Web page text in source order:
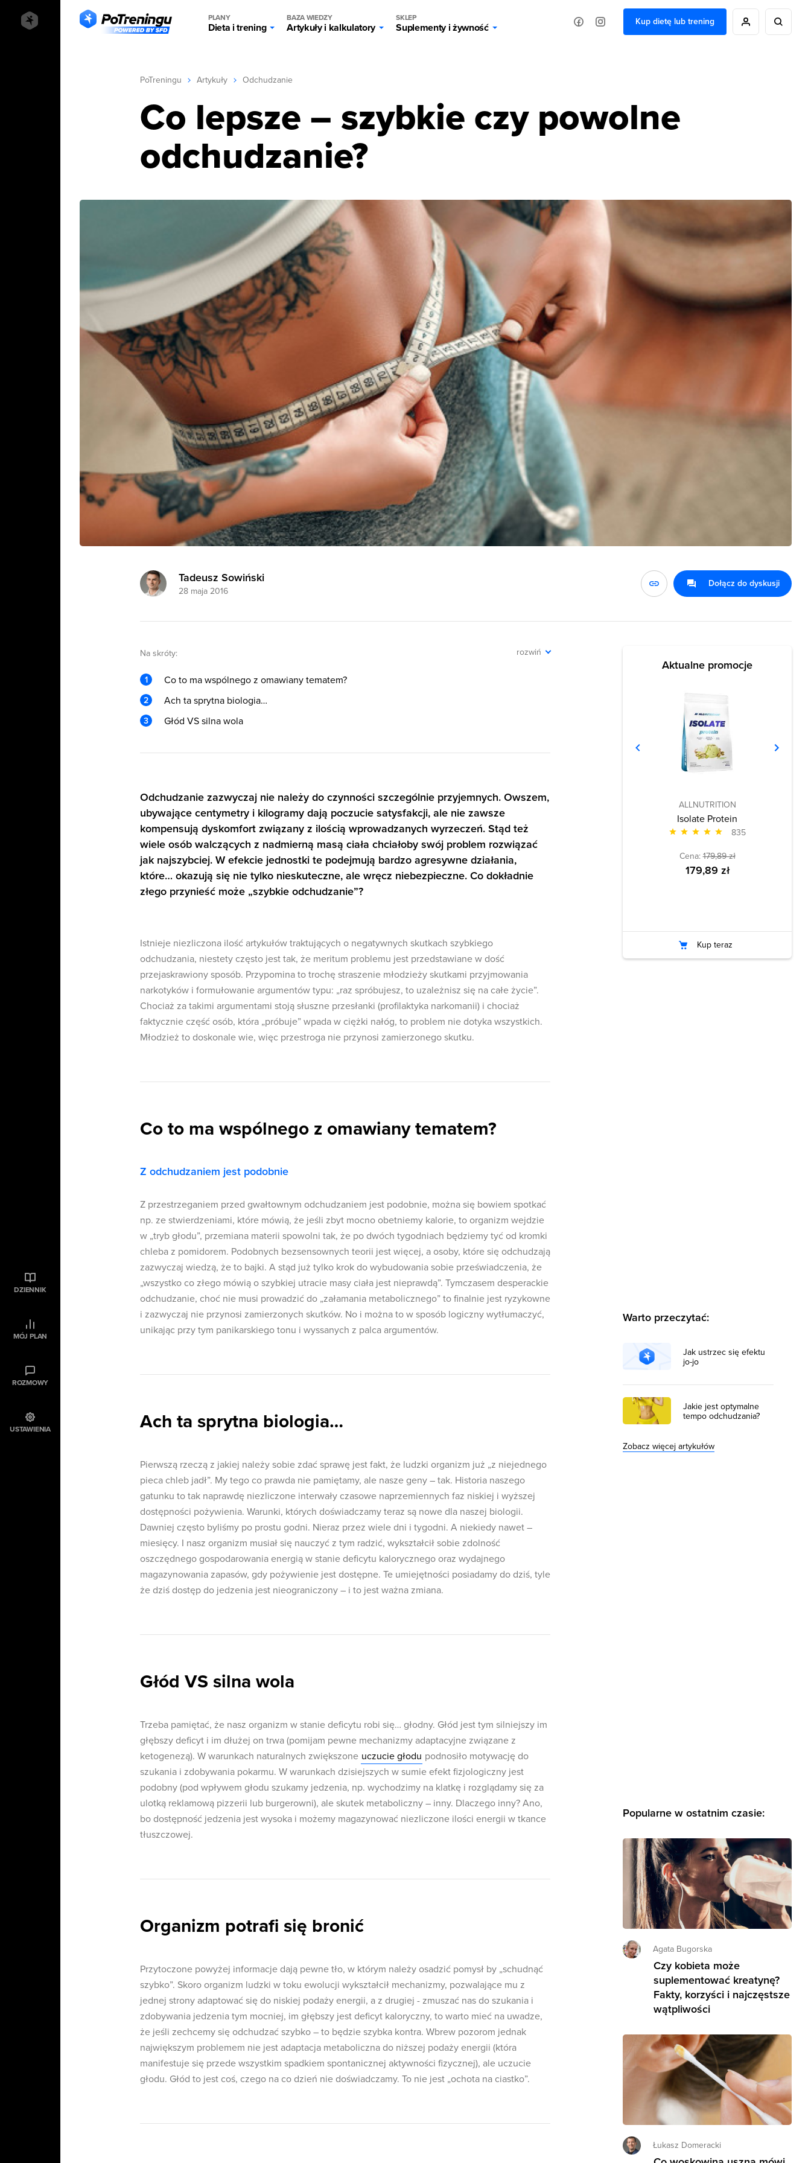
PLANY
Dieta i trening
BAZA WIEDZY
Artykuły i kalkulatory
SKLEP
Suplementy i żywność
Kup dietę lub trening
DZIENNIK
MÓJ PLAN
ROZMOWY
USTAWIENIA
PoTreningu Artykuły Odchudzanie
Co lepsze – szybkie czy powolne
odchudzanie?
Tadeusz Sowiński
28 maja 2016
Dołącz do dyskusji
Na skróty: rozwiń
Co to ma wspólnego z omawiany tematem?
Ach ta sprytna biologia…
Głód VS silna wola
Odchudzanie zazwyczaj nie należy do czynności szczególnie przyjemnych. Owszem,
ubywające centymetry i kilogramy dają poczucie satysfakcji, ale nie zawsze
kompensują dyskomfort związany z ilością wprowadzanych wyrzeczeń. Stąd też
wiele osób walczących z nadmierną masą ciała chciałoby swój problem rozwiązać
jak najszybciej. W efekcie jednostki te podejmują bardzo agresywne działania,
które… okazują się nie tylko nieskuteczne, ale wręcz niebezpieczne. Co dokładnie
złego przynieść może „szybkie odchudzanie”?
Istnieje niezliczona ilość artykułów traktujących o negatywnych skutkach szybkiego
odchudzania, niestety często jest tak, że meritum problemu jest przedstawiane w dość
przejaskrawiony sposób. Przypomina to trochę straszenie młodzieży skutkami przyjmowania
narkotyków i formułowanie argumentów typu: „raz spróbujesz, to uzależnisz się na całe życie”.
Chociaż za takimi argumentami stoją słuszne przesłanki (profilaktyka narkomanii) i chociaż
faktycznie część osób, która „próbuje” wpada w ciężki nałóg, to problem nie dotyka wszystkich.
Młodzież to doskonale wie, więc przestroga nie przynosi zamierzonego skutku.
Co to ma wspólnego z omawiany tematem?
Z odchudzaniem jest podobnie
Z przestrzeganiem przed gwałtownym odchudzaniem jest podobnie, można się bowiem spotkać
np. ze stwierdzeniami, które mówią, że jeśli zbyt mocno obetniemy kalorie, to organizm wejdzie
w „tryb głodu”, przemiana materii spowolni tak, że po dwóch tygodniach będziemy tyć od kromki
chleba z pomidorem. Podobnych bezsensownych teorii jest więcej, a osoby, które się odchudzają
zazwyczaj wiedzą, że to bajki. A stąd już tylko krok do wybudowania sobie przeświadczenia, że
„wszystko co złego mówią o szybkiej utracie masy ciała jest nieprawdą”. Tymczasem desperackie
odchudzanie, choć nie musi prowadzić do „załamania metabolicznego” to finalnie jest ryzykowne
i zazwyczaj nie przynosi zamierzonych skutków. No i można to w sposób logiczny wytłumaczyć,
unikając przy tym panikarskiego tonu i wyssanych z palca argumentów.
Ach ta sprytna biologia…
Pierwszą rzeczą z jakiej należy sobie zdać sprawę jest fakt, że ludzki organizm już „z niejednego
pieca chleb jadł”. My tego co prawda nie pamiętamy, ale nasze geny – tak. Historia naszego
gatunku to tak naprawdę niezliczone interwały czasowe naprzemiennych faz niskiej i wyższej
dostępności pożywienia. Warunki, których doświadczamy teraz są nowe dla naszej biologii.
Dawniej często byliśmy po prostu godni. Nieraz przez wiele dni i tygodni. A niekiedy nawet –
miesięcy. I nasz organizm musiał się nauczyć z tym radzić, wykształcił sobie zdolność
oszczędnego gospodarowania energią w stanie deficytu kalorycznego oraz wydajnego
magazynowania zapasów, gdy pożywienie jest dostępne. Te umiejętności posiadamy do dziś, tyle
że dziś dostęp do jedzenia jest nieograniczony – i to jest ważna zmiana.
Głód VS silna wola
Trzeba pamiętać, że nasz organizm w stanie deficytu robi się… głodny. Głód jest tym silniejszy im
głębszy deficyt i im dłużej on trwa (pomijam pewne mechanizmy adaptacyjne związane z
ketogenezą). W warunkach naturalnych zwiększone uczucie głodu podnosiło motywację do
szukania i zdobywania pokarmu. W warunkach dzisiejszych w sumie efekt fizjologiczny jest
podobny (pod wpływem głodu szukamy jedzenia, np. wychodzimy na klatkę i rozglądamy się za
ulotką reklamową pizzerii lub burgerowni), ale skutek metaboliczny – inny. Dlaczego inny? Ano,
bo dostępność jedzenia jest wysoka i możemy magazynować niezliczone ilości energii w tkance
tłuszczowej.
Organizm potrafi się bronić
Przytoczone powyżej informacje dają pewne tło, w którym należy osadzić pomysł by „schudnąć
szybko”. Skoro organizm ludzki w toku ewolucji wykształcił mechanizmy, pozwalające mu z
jednej strony adaptować się do niskiej podaży energii, a z drugiej - zmuszać nas do szukania i
zdobywania jedzenia tym mocniej, im głębszy jest deficyt kaloryczny, to warto mieć na uwadze,
że jeśli zechcemy się odchudzać szybko – to będzie szybka kontra. Wbrew pozorom jednak
największym problemem nie jest adaptacja metaboliczna do niższej podaży energii (która
manifestuje się przede wszystkim spadkiem spontanicznej aktywności fizycznej), ale uczucie
głodu. Głód to jest coś, czego na co dzień nie doświadczamy. To nie jest „ochota na ciastko”.
Aktualne promocje
ALLNUTRITION
Isolate Protein
835
Cena:179,89 zł
179,89 zł
Kup teraz
Warto przeczytać:
Jak ustrzec się efektu
jo-jo
Jakie jest optymalne
tempo odchudzania?
Zobacz więcej artykułów
Popularne w ostatnim czasie:
Agata Bugorska
Czy kobieta może
suplementować kreatynę?
Fakty, korzyści i najczęstsze
wątpliwości
Łukasz Domeracki